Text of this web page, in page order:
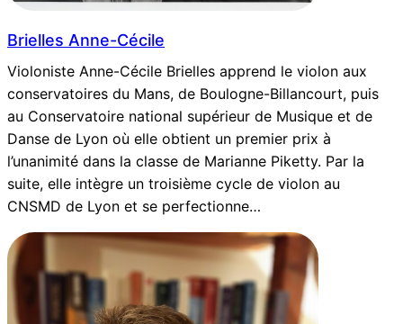
Brielles Anne-Cécile
Violoniste Anne-Cécile Brielles apprend le violon aux
conservatoires du Mans, de Boulogne-Billancourt, puis
au Conservatoire national supérieur de Musique et de
Danse de Lyon où elle obtient un premier prix à
l’unanimité dans la classe de Marianne Piketty. Par la
suite, elle intègre un troisième cycle de violon au
CNSMD de Lyon et se perfectionne…